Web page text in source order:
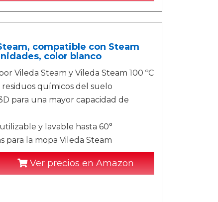
compatible con Steam
color blanco
Vileda Steam y Vileda Steam 100 ºC
químicos del suelo
para una mayor capacidad de
y lavable hasta 60°
para la mopa Vileda Steam
Ver precios en Amazon